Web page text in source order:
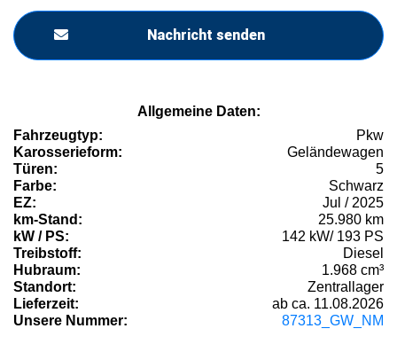
Nachricht senden
Allgemeine Daten:
Fahrzeugtyp:
Pkw
Karosserieform:
Geländewagen
Türen:
5
Farbe:
Schwarz
EZ:
Jul / 2025
km-Stand:
25.980 km
kW / PS:
142 kW/ 193 PS
Treibstoff:
Diesel
Hubraum:
1.968 cm³
Standort:
Zentrallager
Lieferzeit:
ab ca. 11.08.2026
Unsere Nummer:
87313_GW_NM